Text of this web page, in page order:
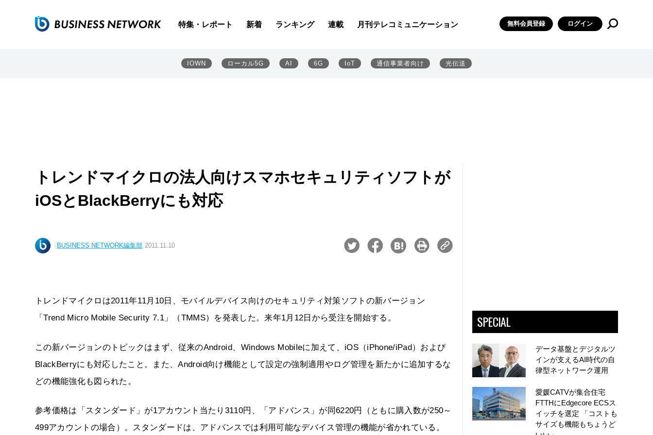
特集・レポート 新着 ランキング 連載 月刊テレコミュニケーション 無料会員登録 ログイン
IOWN ローカル5G AI 6G IoT 通信事業者向け 光伝送
トレンドマイクロの法人向けスマホセキュリティソフトが
iOSとBlackBerryにも対応
BUSINESS NETWORK編集部 2011.11.10
トレンドマイクロは2011年11月10日、モバイルデバイス向けのセキュリティ対策ソフトの新バージョン
「Trend Micro Mobile Security 7.1」（TMMS）を発表した。来年1月12日から受注を開始する。
この新バージョンのトピックはまず、従来のAndroid、Windows Mobileに加えて、iOS（iPhone/iPad）および
BlackBerryにも対応したこと。また、Android向け機能として設定の強制適用やログ管理を新たかに追加するな
どの機能強化も図られた。
参考価格は「スタンダード」が1アカウント当たり3110円、「アドバンス」が同6220円（ともに購入数が250～
499アカウントの場合）。スタンダードは、アドバンスでは利用可能なデバイス管理の機能が省かれている。
SPECIAL
データ基盤とデジタルツ
インが支えるAI時代の自
律型ネットワーク運用
愛媛CATVが集合住宅
FTTHにEdgecore ECSス
イッチを選定 「コストも
サイズも機能もちょうど